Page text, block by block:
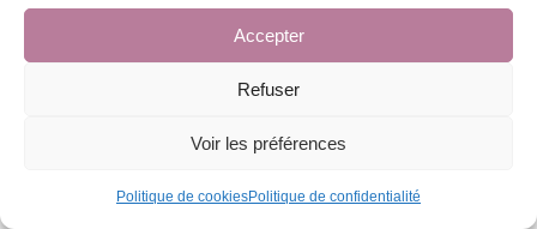
Accepter
Refuser
Voir les préférences
Politique de cookiesPolitique de confidentialité